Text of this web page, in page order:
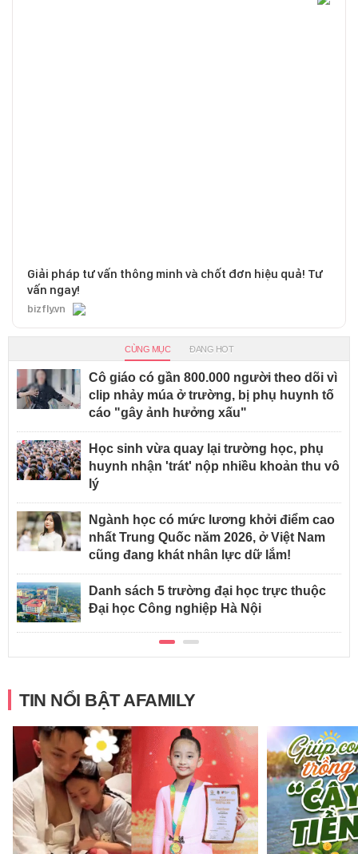
Giải pháp tư vấn thông minh và chốt đơn hiệu quả! Tư
vấn ngay!
bizfly.vn
CÙNG MỤC ĐANG HOT
Cô giáo có gần 800.000 người theo dõi vì
clip nhảy múa ở trường, bị phụ huynh tố
cáo "gây ảnh hưởng xấu"
Học sinh vừa quay lại trường học, phụ
huynh nhận 'trát' nộp nhiều khoản thu vô
lý
Ngành học có mức lương khởi điểm cao
nhất Trung Quốc năm 2026, ở Việt Nam
cũng đang khát nhân lực dữ lắm!
Danh sách 5 trường đại học trực thuộc
Đại học Công nghiệp Hà Nội
TIN NỔI BẬT AFAMILY